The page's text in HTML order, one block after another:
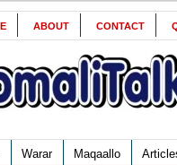
ABOUT CONTACT
Warar Maqaallo